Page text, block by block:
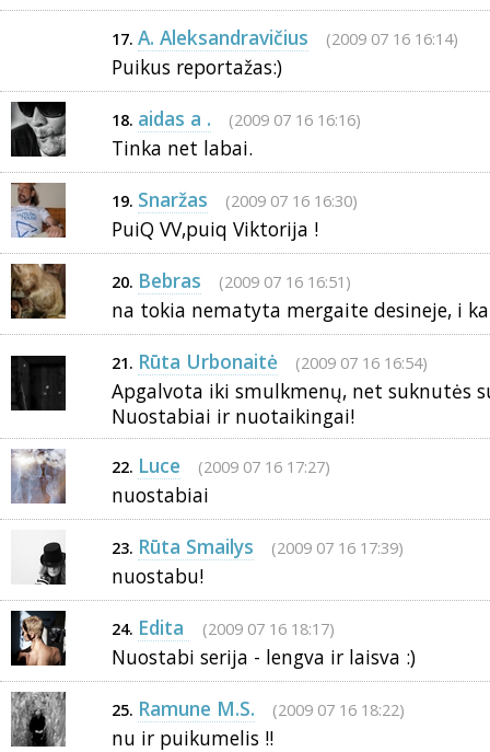
17. A. Aleksandravičius (2009 07 16 16:14)
Puikus reportažas:)
18. aidas a . (2009 07 16 16:16)
Tinka net labai.
19. Snaržas (2009 07 16 16:30)
PuiQ VV,puiq Viktorija !
20. Bebras (2009 07 16 16:51)
na tokia nematyta mergaite desineje, i
21. Rūta Urbonaitė (2009 07 16 16:54)
Apgalvota iki smulkmenų, net suknutės
Nuostabiai ir nuotaikingai!
22. Luce (2009 07 16 17:27)
nuostabiai
23. Rūta Smailys (2009 07 16 17:39)
nuostabu!
24. Edita (2009 07 16 18:17)
Nuostabi serija - lengva ir laisva :)
25. Ramune M.S. (2009 07 16 18:22)
nu ir puikumelis !!